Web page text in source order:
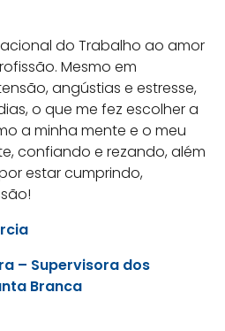
do Trabalho ao amor
Mesmo em
angústias e estresse,
o que me fez escolher a
a minha mente e o meu
confiando e rezando, além
estar cumprindo,
– Supervisora dos
Branca